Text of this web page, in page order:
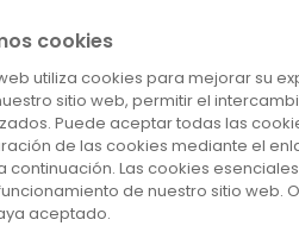
nuevos retos. A
a ampliar
soluciones laminadas,
de ofrecer una
residenciales y
cookies
utiliza cookies para mejorar su
sitio web, permitir el
Puede aceptar todas las
de las cookies mediante el
continuación. Las cookies
de nuestro sitio web.
aceptado.